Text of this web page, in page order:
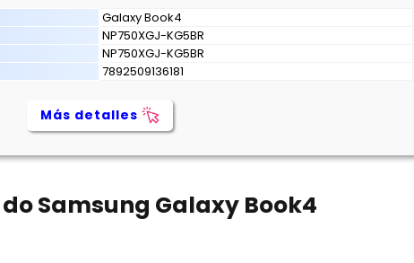
Galaxy Book4
NP750XGJ-KG5BR
NP750XGJ-KG5BR
7892509136181
Más detalles
Samsung Galaxy Book4